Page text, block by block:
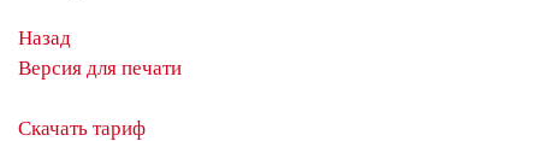
Назад
Версия для печати
Скачать тариф